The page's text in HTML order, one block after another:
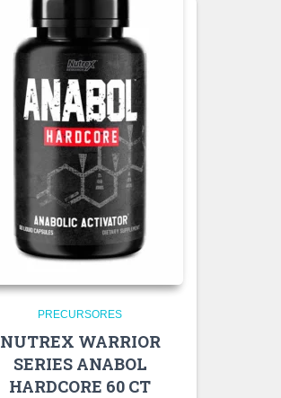
PRECURSORES
NUTREX WARRIOR
SERIES ANABOL
HARDCORE 60 CT